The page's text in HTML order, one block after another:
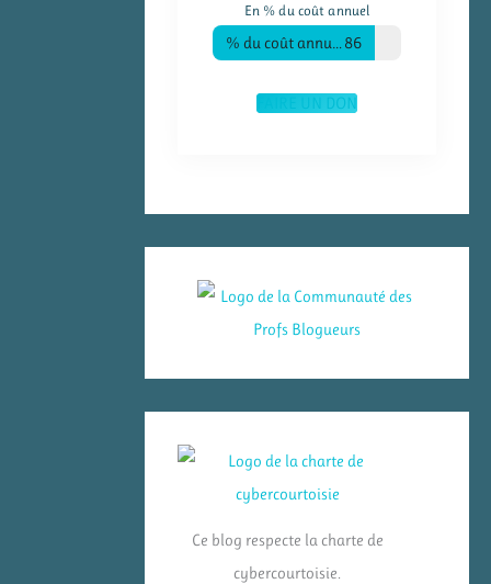
En % du coût annuel
86
FAIRE UN DON
Ce blog respecte la charte de
cybercourtoisie.